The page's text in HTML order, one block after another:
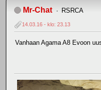
Mr-Chat RSRCA
14.03.16 - klo: 23.13
Vanhaan Agama A8 Evoon